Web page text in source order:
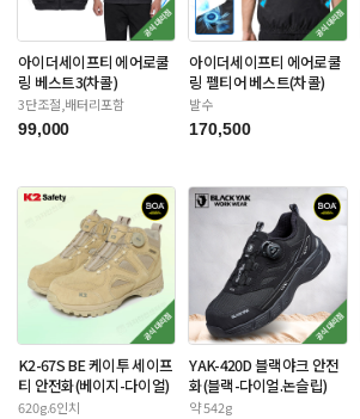
아이더세이프티 에어로쿨
링 베스트3(차콜)
3단조절,배터리포함
99,000
아이더세이프티 에어로쿨
링 펠티어 베스트(차콜)
발수
170,500
K2-67S BE 케이투 세이프
티 안전화(베이지-다이얼)
620g.6인치
YAK-420D 블랙야크 안전
화(블랙-다이얼.논슬립)
약 542g